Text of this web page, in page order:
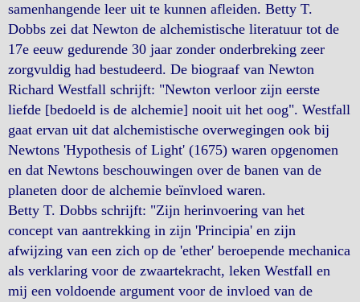
samenhangende leer uit te kunnen afleiden. Betty T.
Dobbs zei dat Newton de alchemistische literatuur tot de
17e eeuw gedurende 30 jaar zonder onderbreking zeer
zorgvuldig had bestudeerd. De biograaf van Newton
Richard Westfall schrijft: "Newton verloor zijn eerste
liefde [bedoeld is de alchemie] nooit uit het oog". Westfall
gaat ervan uit dat alchemistische overwegingen ook bij
Newtons 'Hypothesis of Light' (1675) waren opgenomen
en dat Newtons beschouwingen over de banen van de
planeten door de alchemie beïnvloed waren.
Betty T. Dobbs schrijft: "Zijn herinvoering van het
concept van aantrekking in zijn 'Principia' en zijn
afwijzing van een zich op de 'ether' beroepende mechanica
als verklaring voor de zwaartekracht, leken Westfall en
mij een voldoende argument voor de invloed van de